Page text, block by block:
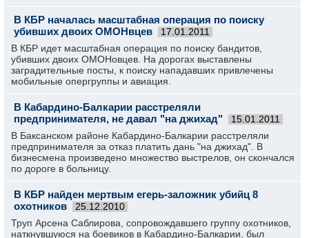
В КБР началась масштабная операция по поиску
убивших двоих ОМОНвцев
17.01.2011
В КБР идет масштабная операция по поиску бандитов,
убивших двоих ОМОНовцев. На дорогах выставлены
заградительные посты, к поиску нападавших привлечены
мобильные опергруппы и авиация.
В Кабардино-Балкарии расстреляли
предпринимателя, не давал "на джихад"
15.01.2011
В Баксанском районе Кабардино-Балкарии расстреляли
предпринимателя за отказ платить дань "на джихад". В
бизнесмена произведено множество выстрелов, он скончался
по дороге в больницу.
В КБР найден мертвым егерь-заложник убийц 8
охотников
25.12.2010
Труп Арсена Саблирова, сопровождавшего группу охотников,
наткнувшуюся на боевиков в Кабардино-Балкарии, был